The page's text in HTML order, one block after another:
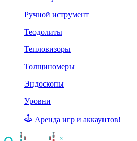
Ручной иструмент
Теодолиты
Тепловизоры
Толщиномеры
Эндоскопы
Уровни
Аренда игр и аккаунтов!